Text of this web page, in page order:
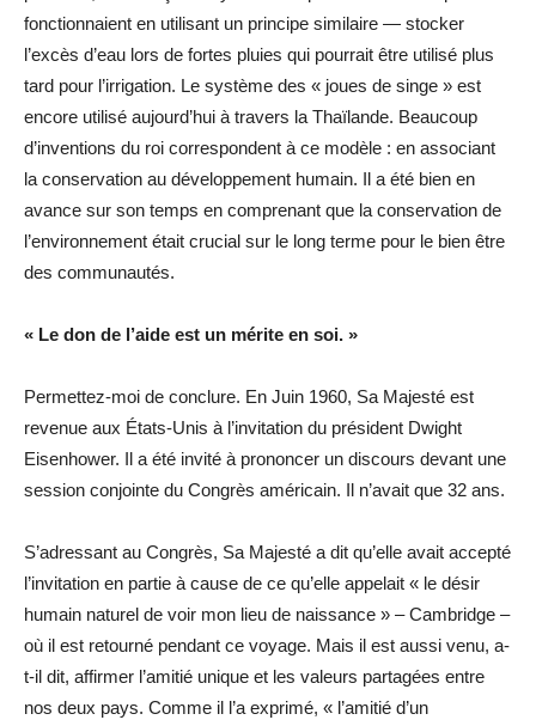
fonctionnaient en utilisant un principe similaire — stocker
l’excès d’eau lors de fortes pluies qui pourrait être utilisé plus
tard pour l’irrigation. Le système des « joues de singe » est
encore utilisé aujourd’hui à travers la Thaïlande. Beaucoup
d’inventions du roi correspondent à ce modèle : en associant
la conservation au développement humain. Il a été bien en
avance sur son temps en comprenant que la conservation de
l’environnement était crucial sur le long terme pour le bien être
des communautés.
« Le don de l’aide est un mérite en soi. »
Permettez-moi de conclure. En Juin 1960, Sa Majesté est
revenue aux États-Unis à l’invitation du président Dwight
Eisenhower. Il a été invité à prononcer un discours devant une
session conjointe du Congrès américain. Il n’avait que 32 ans.
S’adressant au Congrès, Sa Majesté a dit qu’elle avait accepté
l’invitation en partie à cause de ce qu’elle appelait « le désir
humain naturel de voir mon lieu de naissance » – Cambridge –
où il est retourné pendant ce voyage. Mais il est aussi venu, a-
t-il dit, affirmer l’amitié unique et les valeurs partagées entre
nos deux pays. Comme il l’a exprimé, « l’amitié d’un